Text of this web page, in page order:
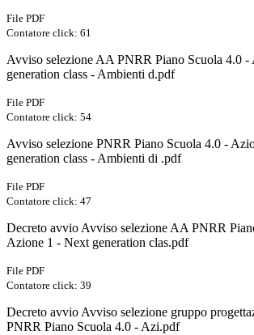
File PDF
Contatore click: 61
Avviso selezione AA PNRR Piano Scuola 4.0
generation class - Ambienti d.pdf
File PDF
Contatore click: 54
Avviso selezione PNRR Piano Scuola 4.0 -
generation class - Ambienti di .pdf
File PDF
Contatore click: 47
Decreto avvio Avviso selezione AA PNRR
Azione 1 - Next generation clas.pdf
File PDF
Contatore click: 39
Decreto avvio Avviso selezione gruppo
PNRR Piano Scuola 4.0 - Azi.pdf